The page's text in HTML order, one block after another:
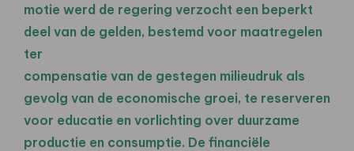
motie werd de regering verzocht een beperkt
deel van de gelden, bestemd voor maatregelen
ter
compensatie van de gestegen milieudruk als
gevolg van de economische groei, te reserveren
voor educatie en vorlichting over duurzame
productie en consumptie. De financiële